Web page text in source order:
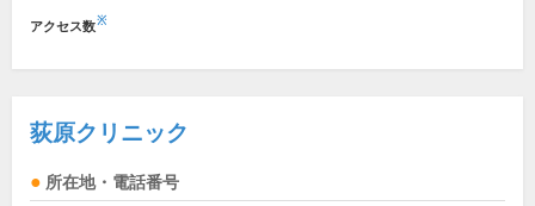
アクセス数※
荻原クリニック
所在地・電話番号